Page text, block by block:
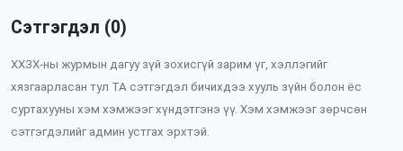
Сэтгэгдэл (0)
ХХЗХ-ны журмын дагуу зүй зохисгүй зарим үг, хэллэгийг
хязгаарласан тул ТА сэтгэгдэл бичихдээ хууль зүйн болон ёс
суртахууны хэм хэмжээг хүндэтгэнэ үү. Хэм хэмжээг зөрчсөн
сэтгэгдэлийг админ устгах эрхтэй.